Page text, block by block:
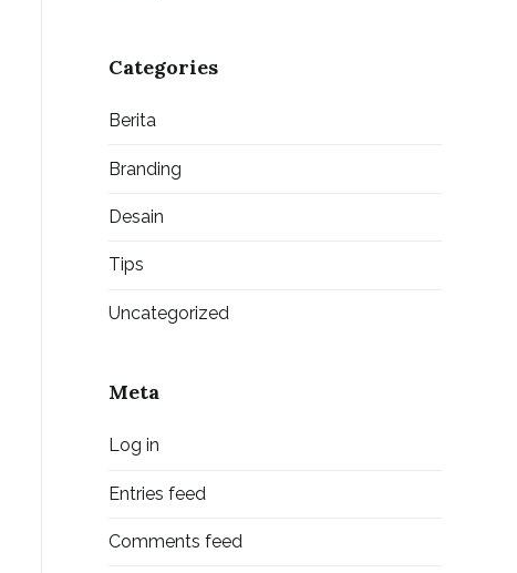
Categories
Berita
Branding
Desain
Tips
Uncategorized
Meta
Log in
Entries feed
Comments feed